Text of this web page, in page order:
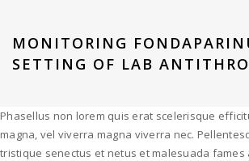
MONITORING
SETTING OF LAB
Phasellus non lorem quis erat scelerisque
magna, vel viverra magna viverra nec.
tristique senectus et netus et malesuada fames